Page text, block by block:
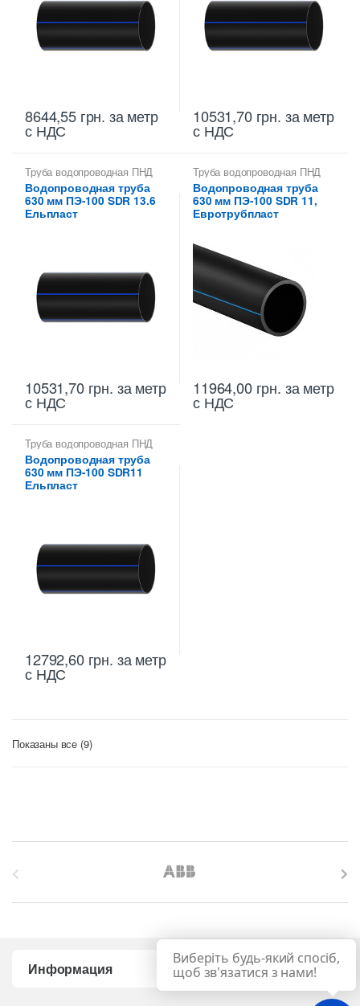
8644,55 грн. за метр
с НДС
10531,70 грн. за метр
с НДС
Труба водопроводная ПНД
630 мм
Водопроводная труба
630 мм ПЭ-100 SDR 13.6
Ельпласт
10531,70 грн. за метр
с НДС
Труба водопроводная ПНД
630 мм
Водопроводная труба
630 мм ПЭ-100 SDR 11,
Евротрубпласт
11964,00 грн. за метр
с НДС
Труба водопроводная ПНД
630 мм
Водопроводная труба
630 мм ПЭ-100 SDR11
Ельпласт
12792,60 грн. за метр
с НДС
Показаны все (9)Цены:
по
Информация
Виберіть будь-який спосіб,
щоб зв'язатися з нами!